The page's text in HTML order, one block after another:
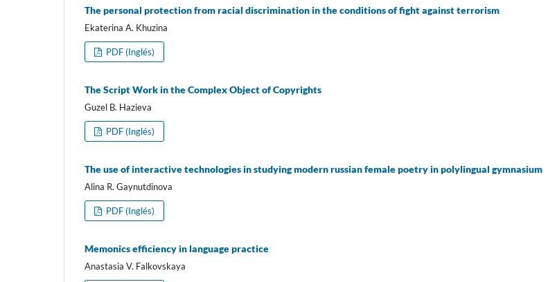
The personal protection from racial discrimination in the conditions of fight against terrorism
Ekaterina A. Khuzina
PDF (Inglés)
The Script Work in the Complex Object of Copyrights
Guzel B. Hazieva
PDF (Inglés)
The use of interactive technologies in studying modern russian female poetry in polylingual gymnasium
Alina R. Gaynutdinova
PDF (Inglés)
Memonics efficiency in language practice
Anastasia V. Falkovskaya